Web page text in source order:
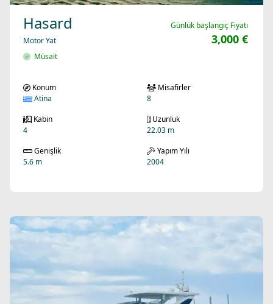
Hasard
Motor Yat
Müsait
Günlük başlangıç Fiyatı
3,000 €
Konum
Atina
Misafirler
8
Kabin
4
Uzunluk
22.03 m
Genişlik
5.6 m
Yapım Yılı
2004